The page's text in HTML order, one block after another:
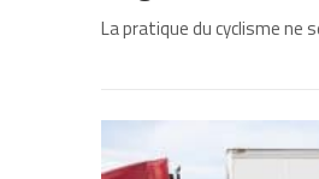
La pratique du cyclisme ne